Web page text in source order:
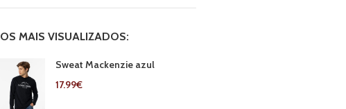
OS MAIS VISUALIZADOS:
Sweat Mackenzie azul
17.99€